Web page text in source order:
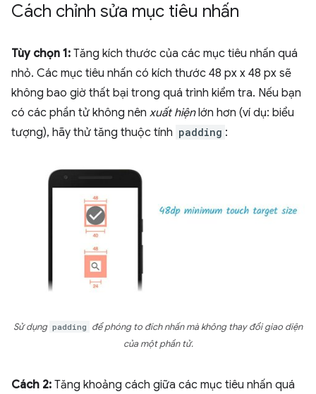
Cách chỉnh sửa mục tiêu nhấn
Tùy chọn 1: Tăng kích thước của các mục tiêu nhấn quá
nhỏ. Các mục tiêu nhấn có kích thước 48 px x 48 px sẽ
không bao giờ thất bại trong quá trình kiểm tra. Nếu bạn
có các phần tử không nên xuất hiệnlớn hơn (ví dụ: biểu
tượng), hãy thử tăng thuộc tính padding :
Sử dụng padding để phóng to đích nhấn mà không thay đổi giao diện
của một phần tử.
Cách 2: Tăng khoảng cách giữa các mục tiêu nhấn quá